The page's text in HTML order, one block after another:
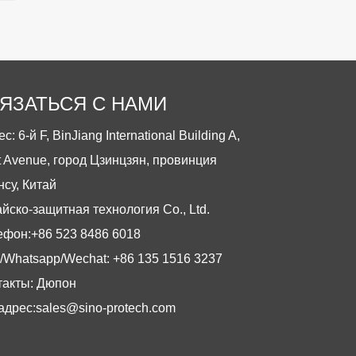
С НАМИ
6-й F, BinJiang International Building A,
Avenue, город Цзинцзян, провинция
Китай
защитная технология Co., Ltd.
+86 523 8486 6018
Wechat: +86 135 1516 3237
Дюпон
sales@sino-protech.com